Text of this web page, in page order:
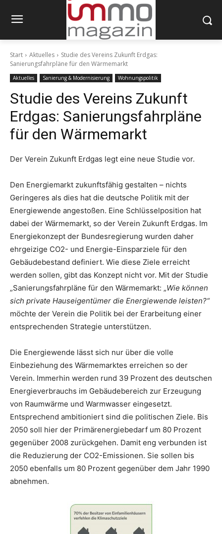
Start Aktuelles
Studie des Vereins Zukunft Erdgas:
Sanierungsfahrpläne für den Wärmemarkt
Aktuelles Sanierung & Modernisierung Wohnungspolitik
Studie des Vereins Zukunft
Erdgas: Sanierungsfahrpläne
für den Wärmemarkt
Der Verein Zukunft Erdgas legt eine neue Studie vor.
Den Energiemarkt zukunftsfähig gestalten – nichts
Geringeres als dies hat die deutsche Politik mit der
Energiewende angestoßen. Eine Schlüsselposition hat
dabei der Wärmemarkt, so der Verein Zukunft Erdgas. Im
Energiekonzept der Bundesregierung wurden daher
ehrgeizige CO2- und Energie-Einsparziele für den
Gebäudebestand definiert. Wie diese Ziele erreicht
werden sollen, gibt das Konzept nicht vor. Mit der Studie
„Sanierungsfahrpläne für den Wärmemarkt: „Wie können
sich private Hauseigentümer die Energiewende leisten?“
möchte der Verein die Politik bei der Erarbeitung einer
entsprechenden Strategie unterstützen.
Die Energiewende lässt sich nur über die volle
Einbeziehung des Wärmemarktes erreichen so der
Verein. Immerhin werden rund 39 Prozent des deutschen
Energieverbrauchs im Gebäudebereich zur Erzeugung
von Raumwärme und Warmwasser eingesetzt.
Entsprechend ambitioniert sind die politischen Ziele. Bis
2050 soll hier der Primärenergiebedarf um 80 Prozent
gegenüber 2008 zurückgehen. Damit eng verbunden ist
die Reduzierung der CO2-Emissionen. Sie sollen bis
2050 ebenfalls um 80 Prozent gegenüber dem Jahr 1990
abnehmen.